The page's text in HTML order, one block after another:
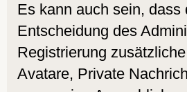
Es kann auch sein,
Entscheidung des
Registrierung
Avatare, Private